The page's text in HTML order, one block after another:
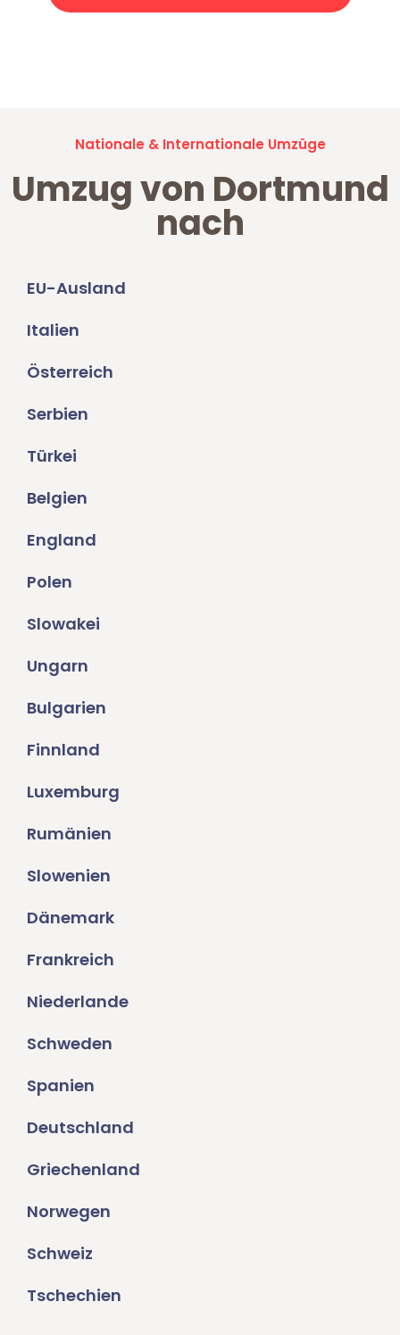
Nationale & Internationale Umzüge
Umzug von Dortmund
nach
EU-Ausland
Italien
Österreich
Serbien
Türkei
Belgien
England
Polen
Slowakei
Ungarn
Bulgarien
Finnland
Luxemburg
Rumänien
Slowenien
Dänemark
Frankreich
Niederlande
Schweden
Spanien
Deutschland
Griechenland
Norwegen
Schweiz
Tschechien